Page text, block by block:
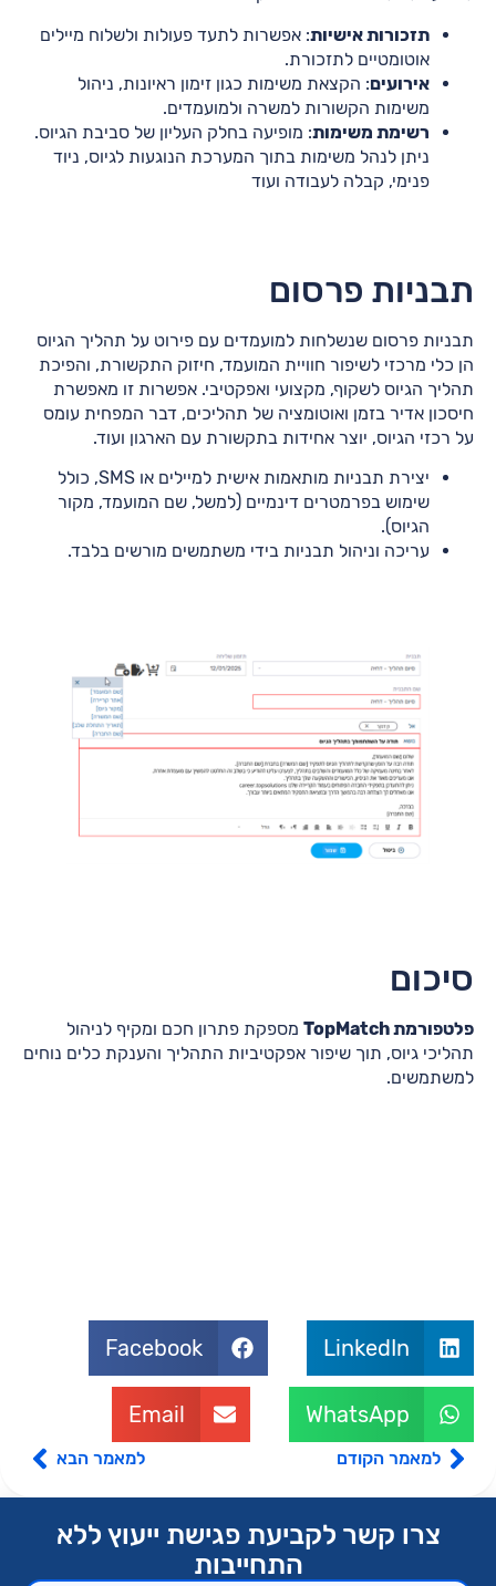
תזכורות אישיות: אפשרות לתעד פעולות ולשלוח מיילים
אוטומטיים לתזכורת.
אירועים: הקצאת משימות כגון זימון ראיונות, ניהול
משימות הקשורות למשרה ולמועמדים.
רשימת משימות: מופיעה בחלק העליון של סביבת הגיוס.
ניתן לנהל משימות בתוך המערכת הנוגעות לגיוס, ניוד
פנימי, קבלה לעבודה ועוד
תבניות פרסום
תבניות פרסום שנשלחות למועמדים עם פירוט על תהליך הגיוס
הן כלי מרכזי לשיפור חוויית המועמד, חיזוק התקשורת, והפיכת
תהליך הגיוס לשקוף, מקצועי ואפקטיבי. אפשרות זו מאפשרת
חיסכון אדיר בזמן ואוטומציה של תהליכים, דבר המפחית עומס
על רכזי הגיוס, יוצר אחידות בתקשורת עם הארגון ועוד.
יצירת תבניות מותאמות אישית למיילים או SMS, כולל
שימוש בפרמטרים דינמיים (למשל, שם המועמד, מקור
הגיוס).
עריכה וניהול תבניות בידי משתמשים מורשים בלבד.
סיכום
פלטפורמת TopMatch
מספקת פתרון חכם ומקיף לניהול
תהליכי גיוס, תוך שיפור אפקטיביות התהליך והענקת כלים נוחים
למשתמשים.
LinkedIn
Facebook
WhatsApp
Email
למאמר הקודם למאמר הבא
צרו קשר לקביעת פגישת ייעוץ ללא
התחייבות​